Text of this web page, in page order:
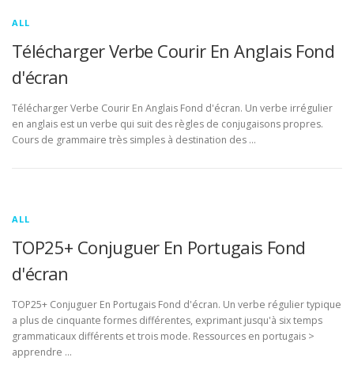
ALL
Télécharger Verbe Courir En Anglais Fond
d'écran
Télécharger Verbe Courir En Anglais Fond d'écran. Un verbe irrégulier
en anglais est un verbe qui suit des règles de conjugaisons propres.
Cours de grammaire très simples à destination des …
ALL
TOP25+ Conjuguer En Portugais Fond
d'écran
TOP25+ Conjuguer En Portugais Fond d'écran. Un verbe régulier typique
a plus de cinquante formes différentes, exprimant jusqu'à six temps
grammaticaux différents et trois mode. Ressources en portugais >
apprendre …